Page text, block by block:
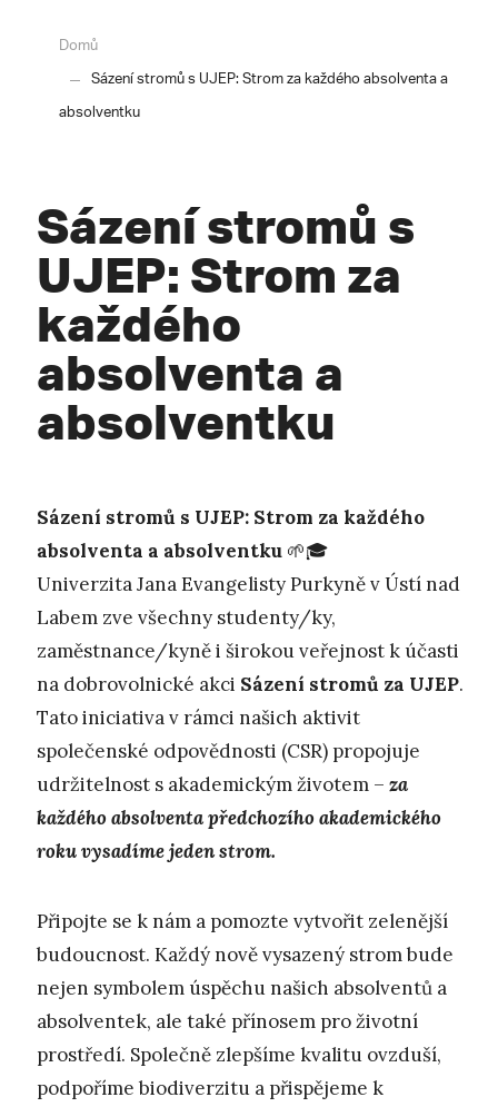
Domů
Sázení stromů s UJEP: Strom za každého absolventa a
absolventku
Sázení stromů s
UJEP: Strom za
každého
absolventa a
absolventku
Sázení stromů s UJEP: Strom za každého
absolventa a absolventku 🌱🎓
Univerzita Jana Evangelisty Purkyně v Ústí nad
Labem zve všechny studenty/ky,
zaměstnance/kyně i širokou veřejnost k účasti
na dobrovolnické akci Sázení stromů za UJEP.
Tato iniciativa v rámci našich aktivit
společenské odpovědnosti (CSR) propojuje
udržitelnost s akademickým životem – za
každého absolventa předchozího akademického
roku vysadíme jeden strom.
Připojte se k nám a pomozte vytvořit zelenější
budoucnost. Každý nově vysazený strom bude
nejen symbolem úspěchu našich absolventů a
absolventek, ale také přínosem pro životní
prostředí. Společně zlepšíme kvalitu ovzduší,
podpoříme biodiverzitu a přispějeme k